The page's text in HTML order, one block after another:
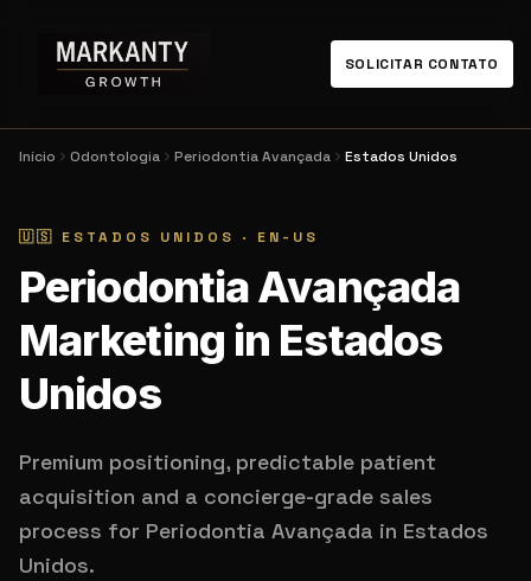
SOLICITAR CONTATO
Início Odontologia Periodontia Avançada Estados Unidos
🇺🇸 ESTADOS UNIDOS · EN-US
Periodontia Avançada
Marketing in Estados
Unidos
Premium positioning, predictable patient
acquisition and a concierge-grade sales
process for Periodontia Avançada in Estados
Unidos.